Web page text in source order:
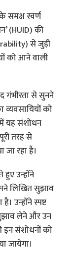
समक्ष स्वर्ण
(HUID) की
से जुड़ी
को आने वाली
गंभीरता से सुनने
व्यवसायियों को
में यह संशोधन
तरह से
रहा है।
हुए उन्होंने
लिखित सुझाव
उन्होंने स्पष्ट
लेने और उन
इन संशोधनों को
जायेगा।